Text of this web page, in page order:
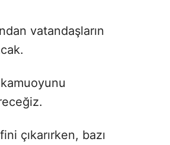
vatandaşların
çıkarırken, bazı